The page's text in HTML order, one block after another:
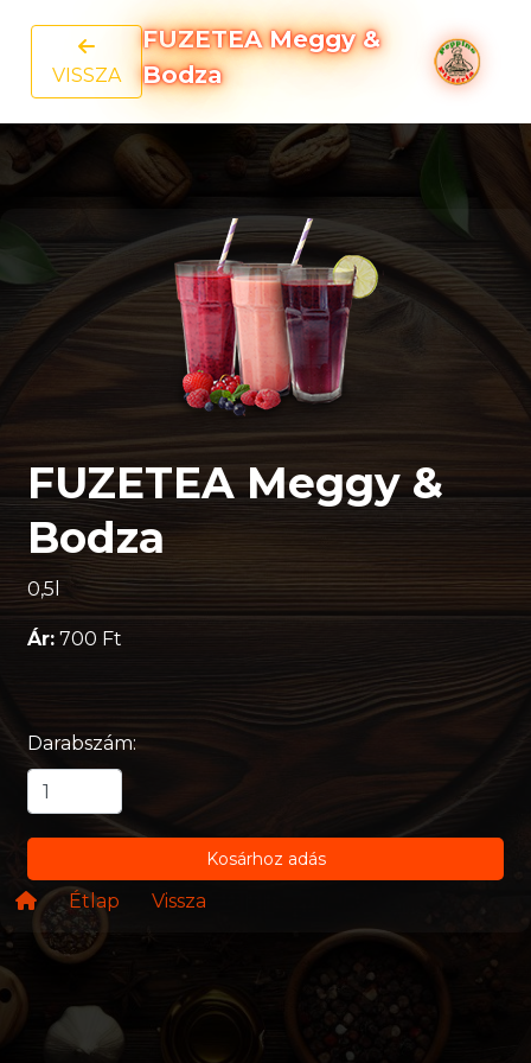
VISSZA
FUZETEA Meggy &
Bodza
FUZETEA Meggy &
Bodza
0,5l
Ár: 700 Ft
Darabszám:
Kosárhoz adás
Étlap Vissza